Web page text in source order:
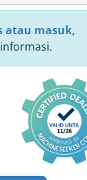
atau masuk,